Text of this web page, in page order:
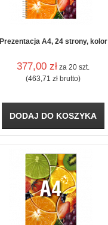
Prezentacja A4, 24 strony, kolor
377,00 zł za 20 szt.
(463,71 zł brutto)
DODAJ DO KOSZYKA